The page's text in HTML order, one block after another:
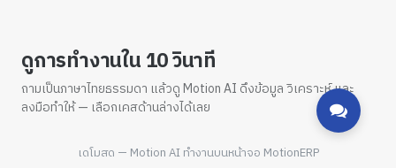
ดูการทำงานใน 10 วินาที
ถามเป็นภาษาไทยธรรมดา แล้วดู Motion AI ดึงข้อมูล วิเคราะห์ และ
ลงมือทำให้ — เลือกเคสด้านล่างได้เลย
เดโมสด — Motion AI ทำงานบนหน้าจอ MotionERP